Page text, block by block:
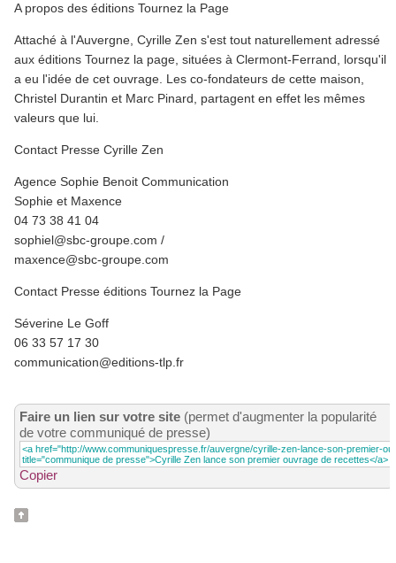
A propos des éditions Tournez la Page
Attaché à l'Auvergne, Cyrille Zen s'est tout naturellement adressé
aux éditions Tournez la page, situées à Clermont-Ferrand, lorsqu'il
a eu l'idée de cet ouvrage. Les co-fondateurs de cette maison,
Christel Durantin et Marc Pinard, partagent en effet les mêmes
valeurs que lui.
Contact Presse Cyrille Zen
Agence Sophie Benoit Communication
Sophie et Maxence
04 73 38 41 04
sophiel@sbc-groupe.com /
maxence@sbc-groupe.com
Contact Presse éditions Tournez la Page
Séverine Le Goff
06 33 57 17 30
communication@editions-tlp.fr
Faire un lien sur votre site (permet d'augmenter la popularité
de votre communiqué de presse)
Copier